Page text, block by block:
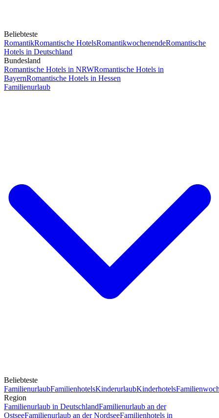
Beliebteste
RomantikRomantische HotelsRomantikwochenendeRomantische
Hotels in Deutschland
Bundesland
Romantische Hotels in NRWRomantische Hotels in
BayernRomantische Hotels in Hessen
Familienurlaub
Beliebteste
FamilienurlaubFamilienhotelsKinderurlaubKinderhotels
Region
Familienurlaub in DeutschlandFamilienurlaub an der
OstseeFamilienurlaub an der NordseeFamilienhotels in